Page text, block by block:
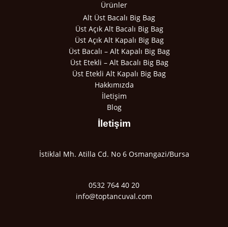
Ürünler
Alt Üst Bacalı Big Bag
Üst Açık Alt Bacalı Big Bag
Üst Açık Alt Kapalı Big Bag
Üst Bacalı – Alt Kapalı Big Bag
Üst Etekli – Alt Bacalı Big Bag
Üst Etekli Alt Kapalı Big Bag
Hakkımızda
İletişim
Blog
İletişim
İstiklal Mh. Atilla Cd. No 6 Osmangazi/Bursa
0532 764 40 20
info@toptancuval.com